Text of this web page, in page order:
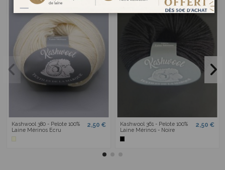
Kashwool 380 - Pelote 100%
Laine Mérinos Ecru
2,50 €
Kashwool 361 - Pelote 100%
Laine Mérinos - Noire
2,50 €